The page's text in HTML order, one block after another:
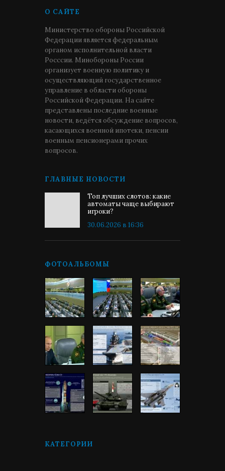
О САЙТЕ
Министерство обороны Российской
Федерации является федеральным
органом исполнительной власти
Росссии. Минобороны России
организует военную политику и
осуществляющий государственное
управление в области обороны
Российской Федерации. На сайте
представлены последние военные
новости, ведётся обсуждение вопросов,
касающихся военной ипотеки, пенсии
военным пенсионерами прочих
вопросов.
ГЛАВНЫЕ НОВОСТИ
Топ лучших слотов: какие
автоматы чаще выбирают
игроки?
30.06.2026 в 16:36
ФОТОАЛЬБОМЫ
КАТЕГОРИИ